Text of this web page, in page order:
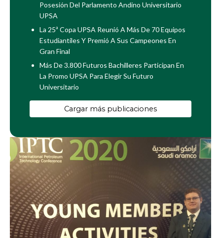
Posesión Del Parlamento Andino Universitario
UPSA
La 25ª Copa UPSA Reunió A Más De 70 Equipos
Estudiantiles Y Premió A Sus Campeones En
Gran Final
Más De 3.800 Futuros Bachilleres Participan En
La Promo UPSA Para Elegir Su Futuro
Universitario
Cargar más publicaciones